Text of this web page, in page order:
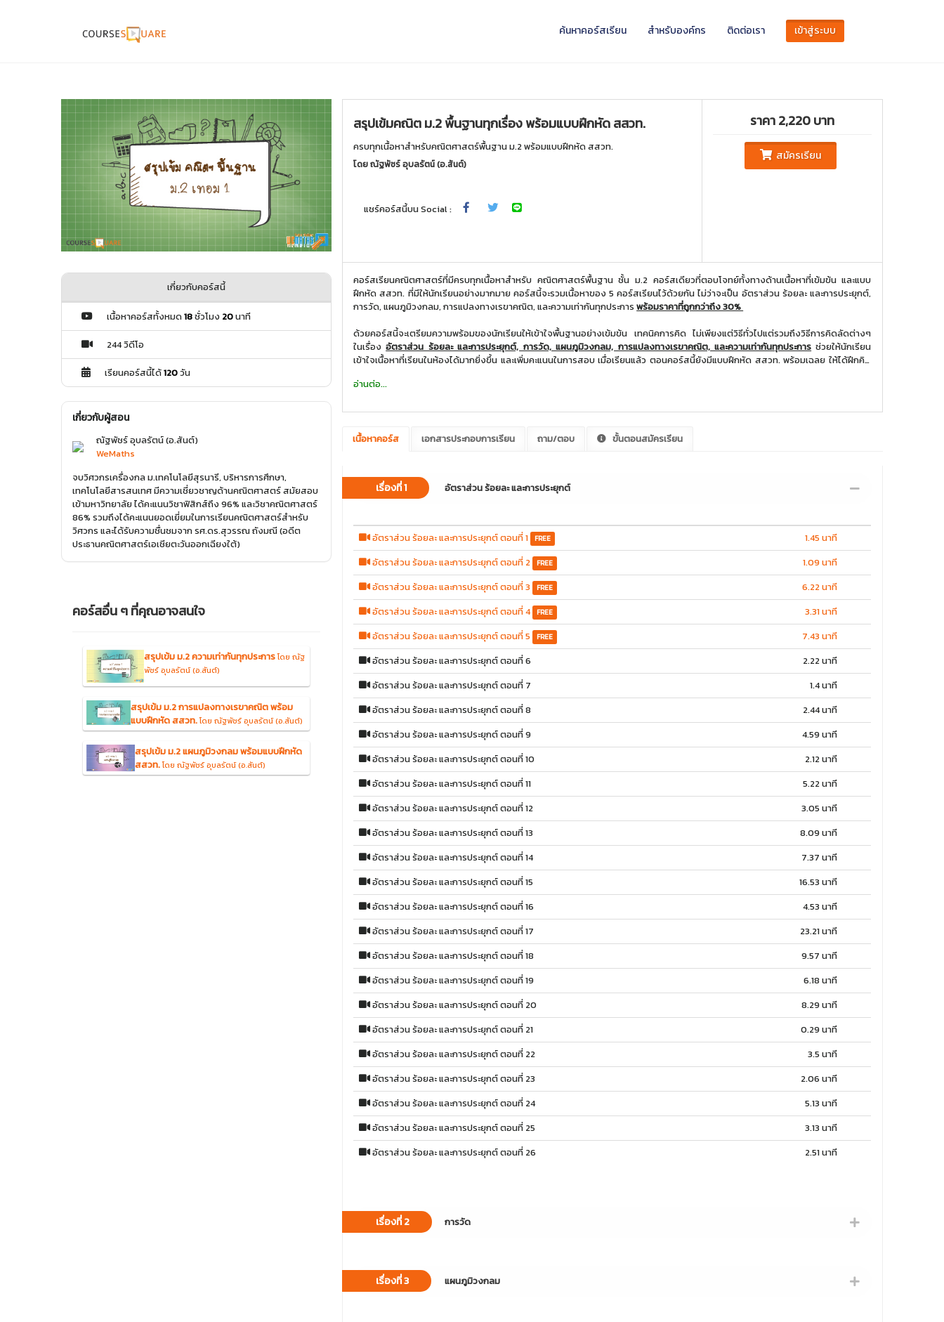
ค้นหาคอร์สเรียน สำหรับองค์กร ติดต่อเรา เข้าสู่ระบบ
สรุปเข้มคณิต ม.2 พื้นฐานทุกเรื่อง พร้อมแบบฝึกหัด สสวท.
ครบทุกเนื้อหาสำหรับคณิตศาสตร์พื้นฐาน ม.2 พร้อมแบบฝึกหัด สสวท.
โดยณัฐพัชร์ อุบลรัตน์ (อ.สันต์)
แชร์คอร์สนี้บน Social :
ราคา 2,220 บาท
สมัครเรียน
คอร์สเรียนคณิตศาสตร์ที่มีครบทุกเนื้อหาสำหรับ คณิตศาสตร์พื้นฐาน ชั้น ม.2 คอร์สเดียวที่ตอบโจทย์ทั้งทางด้านเนื้อหาที่เข้มข้น และแบบ
ฝึกหัด สสวท. ที่มีให้นักเรียนอย่างมากมาย คอร์สนี้จะรวมเนื้อหาของ 5 คอร์สเรียนไว้ด้วยกัน ไม่ว่าจะเป็น อัตราส่วน ร้อยละ และการประยุกต์,
การวัด, แผนภูมิวงกลม, การแปลงทางเรขาคณิต, และความเท่ากันทุกประการพร้อมราคาที่ถูกกว่าถึง 30%
ด้วยคอร์สนี้จะเตรียมความพร้อมของนักเรียนให้เข้าใจพื้นฐานอย่างเข้มข้น เทคนิคการคิด ไม่เพียงแต่วิธีทั่วไปแต่รวมถึงวิธีการคิดลัดต่างๆ
ในเรื่องอัตราส่วน ร้อยละ และการประยุกต์, การวัด, แผนภูมิวงกลม, การแปลงทางเรขาคณิต, และความเท่ากันทุกประการ ช่วยให้นักเรียน
เข้าใจเนื้อหาที่เรียนในห้องได้มากยิ่งขึ้น และเพิ่มคะแนนในการสอบ เมื่อเรียนแล้ว ตอนคอร์สนี้ยังมีแบบฝึกหัด สสวท. พร้อมเฉลย ให้ได้ฝึกคิด
อ่านต่อ...
เนื้อหาคอร์ส เอกสารประกอบการเรียน ถาม/ตอบ ขั้นตอนสมัครเรียน
เรื่องที่ 1 อัตราส่วน ร้อยละ และการประยุกต์
อัตราส่วน ร้อยละ และการประยุกต์ ตอนที่ 1 FREE
1.45 นาที
อัตราส่วน ร้อยละ และการประยุกต์ ตอนที่ 2 FREE
1.09 นาที
อัตราส่วน ร้อยละ และการประยุกต์ ตอนที่ 3
FREE
6.22 นาที
อัตราส่วน ร้อยละ และการประยุกต์ ตอนที่ 4 FREE
3.31 นาที
อัตราส่วน ร้อยละ และการประยุกต์ ตอนที่ 5
FREE
7.43 นาที
อัตราส่วน ร้อยละ และการประยุกต์ ตอนที่ 6
2.22 นาที
อัตราส่วน ร้อยละ และการประยุกต์ ตอนที่ 7
1.4 นาที
อัตราส่วน ร้อยละ และการประยุกต์ ตอนที่ 8
2.44 นาที
อัตราส่วน ร้อยละ และการประยุกต์ ตอนที่ 9
4.59 นาที
อัตราส่วน ร้อยละ และการประยุกต์ ตอนที่ 10
2.12 นาที
อัตราส่วน ร้อยละ และการประยุกต์ ตอนที่ 11
5.22 นาที
อัตราส่วน ร้อยละ และการประยุกต์ ตอนที่ 12
3.05 นาที
อัตราส่วน ร้อยละ และการประยุกต์ ตอนที่ 13
8.09 นาที
อัตราส่วน ร้อยละ และการประยุกต์ ตอนที่ 14
7.37 นาที
อัตราส่วน ร้อยละ และการประยุกต์ ตอนที่ 15
16.53 นาที
อัตราส่วน ร้อยละ และการประยุกต์ ตอนที่ 16
4.53 นาที
อัตราส่วน ร้อยละ และการประยุกต์ ตอนที่ 17
23.21 นาที
อัตราส่วน ร้อยละ และการประยุกต์ ตอนที่ 18
9.57 นาที
อัตราส่วน ร้อยละ และการประยุกต์ ตอนที่ 19
6.18 นาที
อัตราส่วน ร้อยละ และการประยุกต์ ตอนที่ 20
8.29 นาที
อัตราส่วน ร้อยละ และการประยุกต์ ตอนที่ 21
0.29 นาที
อัตราส่วน ร้อยละ และการประยุกต์ ตอนที่ 22
3.5 นาที
อัตราส่วน ร้อยละ และการประยุกต์ ตอนที่ 23
2.06 นาที
อัตราส่วน ร้อยละ และการประยุกต์ ตอนที่ 24
5.13 นาที
อัตราส่วน ร้อยละ และการประยุกต์ ตอนที่ 25
3.13 นาที
อัตราส่วน ร้อยละ และการประยุกต์ ตอนที่ 26
2.51 นาที
เรื่องที่ 2 การวัด
เรื่องที่ 3 แผนภูมิวงกลม
เกี่ยวกับคอร์สนี้
เนื้อหาคอร์สทั้งหมด18ชั่วโมง 20นาที
244 วิดีโอ
เรียนคอร์สนี้ได้120วัน
เกี่ยวกับผู้สอน
ณัฐพัชร์ อุบลรัตน์ (อ.สันต์)
WeMaths
จบวิศวกรเครื่องกล ม.เทคโนโลยีสุรนารี, บริหารการศึกษา,
เทคโนโลยีสารสนเทศ มีความเชี่ยวชาญด้านคณิตศาสตร์ สมัยสอบ
เข้ามหาวิทยาลัย ได้คะแนนวิชาฟิสิกส์ถึง 96% และวิชาคณิตศาสตร์
86% รวมถึงได้คะแนนยอดเยี่ยมในการเรียนคณิตศาสตร์สำหรับ
วิศวกร และได้รับความชื่นชมจาก รศ.ดร.สุวรรณ ถังมณี (อดีต
ประธานคณิตศาสตร์เอเชียตะวันออกเฉียงใต้)
คอร์สอื่น ๆ ที่คุณอาจสนใจ
สรุปเข้ม ม.2 ความเท่ากันทุกประการ โดย ณัฐ
พัชร์ อุบลรัตน์ (อ.สันต์)
สรุปเข้ม ม.2 การแปลงทางเรขาคณิต พร้อม
แบบฝึกหัด สสวท.โดย ณัฐพัชร์ อุบลรัตน์ (อ.สันต์)
สรุปเข้ม ม.2 แผนภูมิวงกลม พร้อมแบบฝึกหัด
สสวท.โดย ณัฐพัชร์ อุบลรัตน์ (อ.สันต์)